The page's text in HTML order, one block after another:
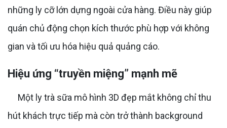
những ly cỡ lớn dựng ngoài cửa hàng. Điều này giúp
quán chủ động chọn kích thước phù hợp với không
gian và tối ưu hóa hiệu quả quảng cáo.
Hiệu ứng “truyền miệng” mạnh mẽ
Một ly trà sữa mô hình 3D đẹp mắt không chỉ thu
hút khách trực tiếp mà còn trở thành background